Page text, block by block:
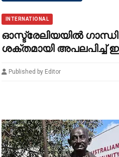
INTERNATIONAL
ഓസ്ട്രേലിയയിൽ ഗാന്ധി
ശക്തമായി അപലപിച്ച്
Published by Editor